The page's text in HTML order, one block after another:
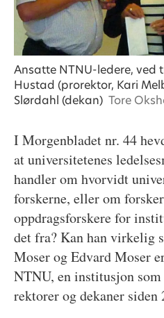
Ansatte NTNU-ledere, ved
Hustad (prorektor, Kari
Slørdahl (dekan) Tore
I Morgenbladet nr. 44
at universitetenes
handler om hvorvidt
forskerne, eller om
oppdragsforskere for
det fra? Kan han virkelig
Moser og Edvard Moser
NTNU, en institusjon som
rektorer og dekaner siden